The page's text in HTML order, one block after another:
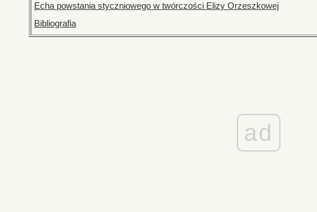
Echa powstania styczniowego w twórczości Elizy Orzeszkowej
Bibliografia
ad